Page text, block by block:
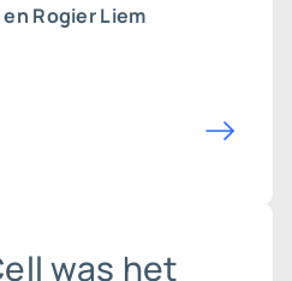
Rogier Liem
was het